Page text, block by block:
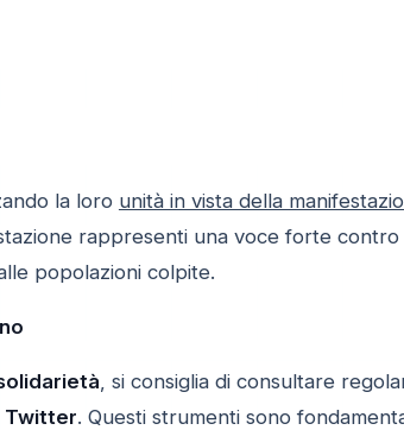
la loro unità in vista della
rappresenti una voce forte
popolazioni colpite.
, si consiglia di consultare
Twitter. Questi strumenti sono